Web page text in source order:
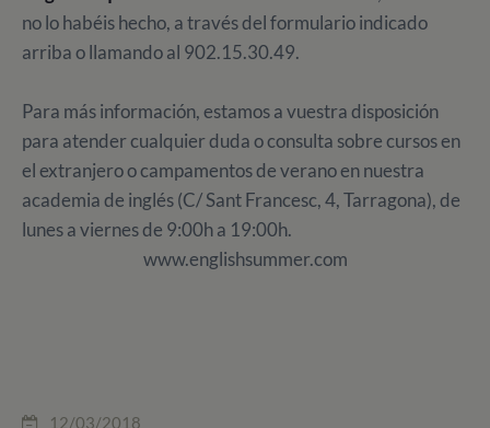
no lo habéis hecho, a través del formulario indicado
arriba o llamando al 902.15.30.49.
Para más información, estamos a vuestra disposición
para atender cualquier duda o consulta sobre cursos en
el extranjero o campamentos de verano en nuestra
academia de inglés (C/ Sant Francesc, 4, Tarragona), de
lunes a viernes de 9:00h a 19:00h.
www.englishsummer.com
12/03/2018